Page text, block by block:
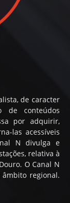
de caracter
de conteúdos
por adquirir,
las acessíveis
N divulga e
relativa à
O Canal N
regional.